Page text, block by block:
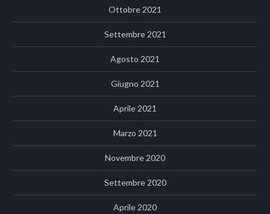
Ottobre 2021
Settembre 2021
Agosto 2021
Giugno 2021
Aprile 2021
Marzo 2021
Novembre 2020
Settembre 2020
Aprile 2020